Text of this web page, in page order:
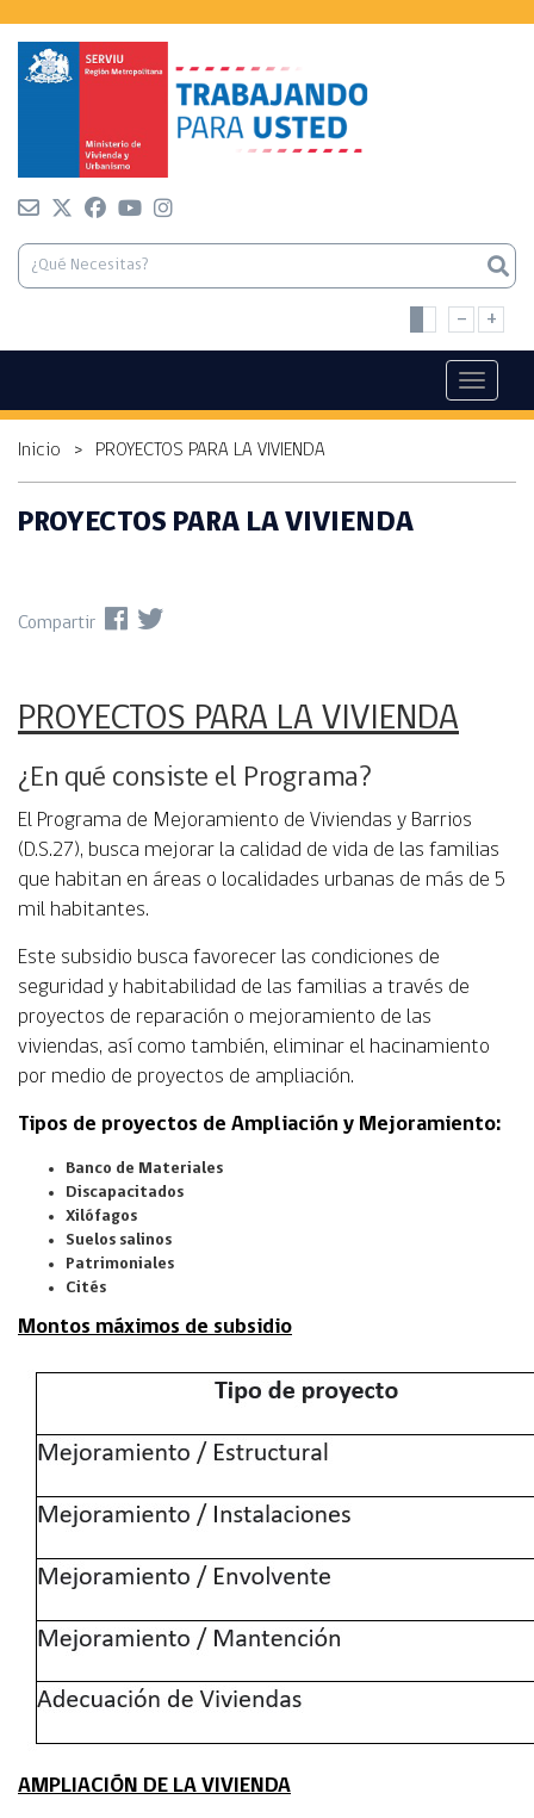
- +
Toggle
Inicio > PROYECTOS PARA LA VIVIENDA
PROYECTOS PARA LA VIVIENDA
Compartir
PROYECTOS PARA LA VIVIENDA
¿En qué consiste el Programa?
El Programa de Mejoramiento de Viviendas y Barrios
(D.S.27), busca mejorar la calidad de vida de las familias
que habitan en áreas o localidades urbanas de más de 5
mil habitantes.
Este subsidio busca favorecer las condiciones de
seguridad y habitabilidad de las familias a través de
proyectos de reparación o mejoramiento de las
viviendas, así como también, eliminar el hacinamiento
por medio de proyectos de ampliación.
Tipos de proyectos de Ampliación y Mejoramiento:
Banco de Materiales
Discapacitados
Xilófagos
Suelos salinos
Patrimoniales
Cités
Montos máximos de subsidio
AMPLIACIÓN DE LA VIVIENDA